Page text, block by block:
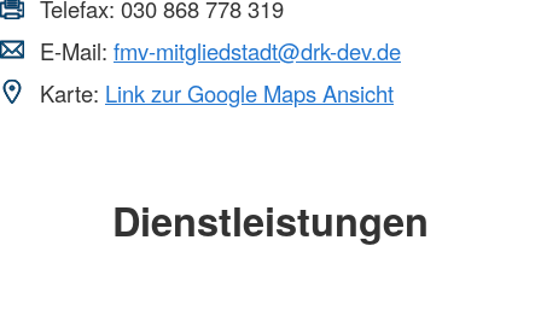
Telefax: 030 868 778 319
E-Mail: fmv-mitgliedstadt@drk-dev.de
Karte: Link zur Google Maps Ansicht
Dienstleistungen